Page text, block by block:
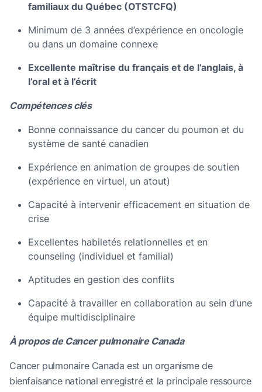
familiaux du Québec (OTSTCFQ)
Minimum de 3 années d’expérience en oncologie
ou dans un domaine connexe
Excellente maîtrise du français et de l’anglais, à
l’oral et à l’écrit
Compétences clés
Bonne connaissance du cancer du poumon et du
système de santé canadien
Expérience en animation de groupes de soutien
(expérience en virtuel, un atout)
Capacité à intervenir efficacement en situation de
crise
Excellentes habiletés relationnelles et en
counseling (individuel et familial)
Aptitudes en gestion des conflits
Capacité à travailler en collaboration au sein d’une
équipe multidisciplinaire
À propos de Cancer pulmonaire Canada
Cancer pulmonaire Canada est un organisme de
bienfaisance national enregistré et la principale ressource